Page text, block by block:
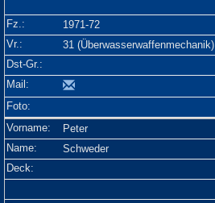
1971-72
31 (Überwasserwaffenmechanik)
Peter
Schweder